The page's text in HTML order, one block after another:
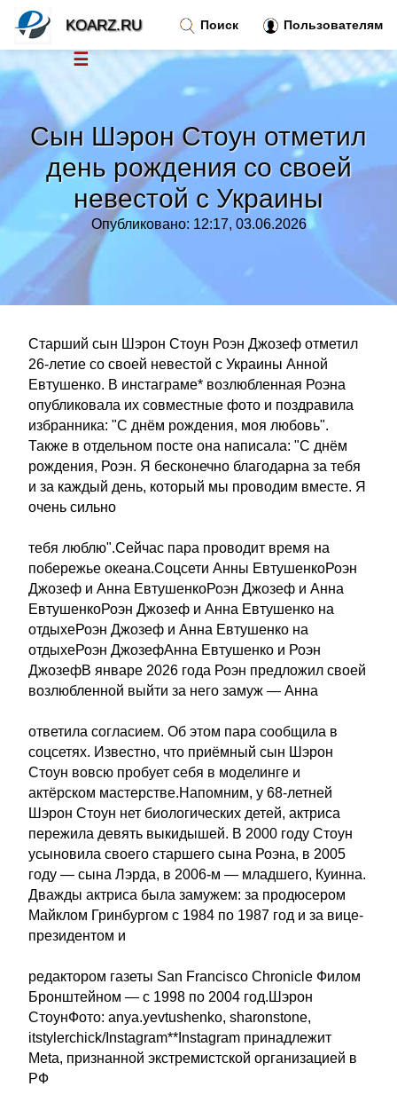
Сын Шэрон Стоун отметил
день рождения со своей
невестой с Украины
Опубликовано: 12:17, 03.06.2026
Старший сын Шэрон Стоун Роэн Джозеф отметил
26-летие со своей невестой с Украины Анной
Евтушенко. В инстаграме* возлюбленная Роэна
опубликовала их совместные фото и поздравила
избранника: "С днём рождения, моя любовь".
Также в отдельном посте она написала: "С днём
рождения, Роэн. Я бесконечно благодарна за тебя
и за каждый день, который мы проводим вместе. Я
очень сильно
тебя люблю".Сейчас пара проводит время на
побережье океана.Соцсети Анны ЕвтушенкоРоэн
Джозеф и Анна ЕвтушенкоРоэн Джозеф и Анна
ЕвтушенкоРоэн Джозеф и Анна Евтушенко на
отдыхеРоэн Джозеф и Анна Евтушенко на
отдыхеРоэн ДжозефАнна Евтушенко и Роэн
ДжозефВ январе 2026 года Роэн предложил своей
возлюбленной выйти за него замуж — Анна
ответила согласием. Об этом пара сообщила в
соцсетях. Известно, что приёмный сын Шэрон
Стоун вовсю пробует себя в моделинге и
актёрском мастерстве.Напомним, у 68-летней
Шэрон Стоун нет биологических детей, актриса
пережила девять выкидышей. В 2000 году Стоун
усыновила своего старшего сына Роэна, в 2005
году — сына Лэрда, в 2006-м — младшего, Куинна.
Дважды актриса была замужем: за продюсером
Майклом Гринбургом с 1984 по 1987 год и за вице-
президентом и
редактором газеты San Francisco Chronicle Филом
Бронштейном — с 1998 по 2004 год.Шэрон
СтоунФото: anya.yevtushenko, sharonstone,
itstylerchick/Instagram**Instagram принадлежит
Meta, признанной экстремистской организацией в
РФ
Поиск Пользователям
KOARZ.RU
☰
Новости
Тренды новостей»
Рубрики»
Правила »
Контакт»